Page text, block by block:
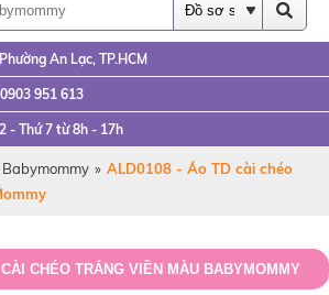
An Lạc, TP.HCM
951 613
- Thứ 7 từ 8h - 17h
» ALD0108 - Áo TD cài chéo
CHÉO TRẮNG VIỀN MÀU BABYMOMMY